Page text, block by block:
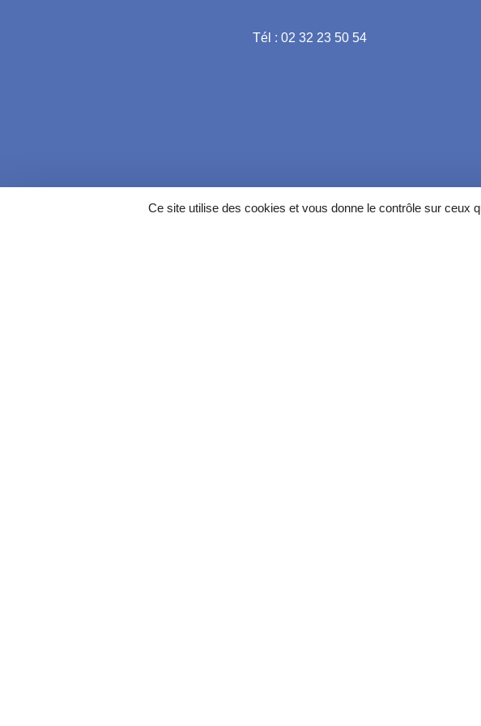
Ce site utilise des cookies et vous donne le contrôle sur ceux
Tél : 02 32 23 50 54